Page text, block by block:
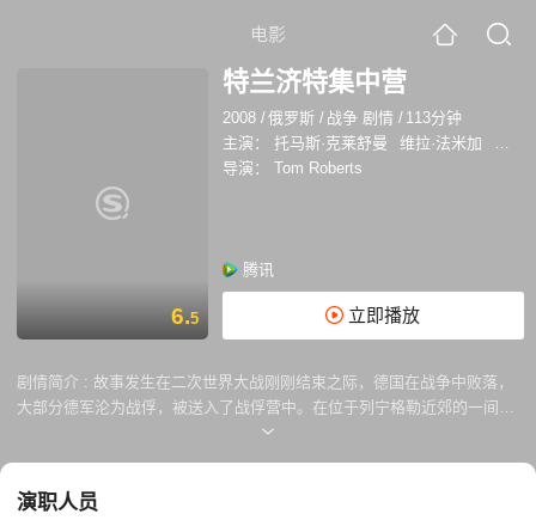
电影
6.5
特兰济特集中营
2008 /俄罗斯 / 战争 剧情 / 113分钟
主演：
托马斯·克莱舒曼 维拉·法米加
丹尼
导演：
Tom Roberts
腾讯
立即播放
剧情简介 : 故事发生在二次世界大战刚刚结束之际，德国在战争中败落，
大部分德军沦为战俘，被送入了战俘营中。在位于列宁格勒近郊的一间战
俘营中，新来了一批德国战俘，负责看守他们的是一群英姿飒爽的俄国女
因为在战争中受惊过度而精神失常，为了保护丈夫，娜塔莉亚不得不答应
演职人员